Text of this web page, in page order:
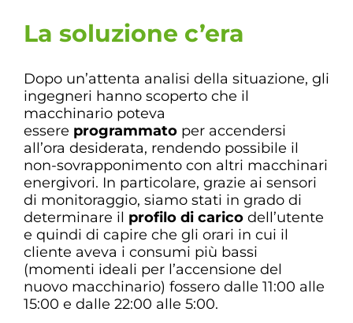
La soluzione c’era
Dopo un’attenta analisi della situazione, gli
ingegneri hanno scoperto che il
macchinario poteva
essere programmato per accendersi
all’ora desiderata, rendendo possibile il
non-sovrapponimento con altri macchinari
energivori. In particolare, grazie ai sensori
di monitoraggio, siamo stati in grado di
determinare il profilo di carico dell’utente
e quindi di capire che gli orari in cui il
cliente aveva i consumi più bassi
(momenti ideali per l’accensione del
nuovo macchinario) fossero dalle 11:00 alle
15:00 e dalle 22:00 alle 5:00.